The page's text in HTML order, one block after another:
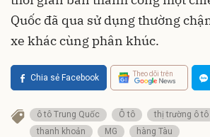
Quốc đã qua sử dụng thường
xe khác cùng phân khúc.
Chia sẻ Facebook Theo dõi trên
ô tô Trung Quốc Ô tô thị trường ô tô
thanh khoản
MG hàng Tàu